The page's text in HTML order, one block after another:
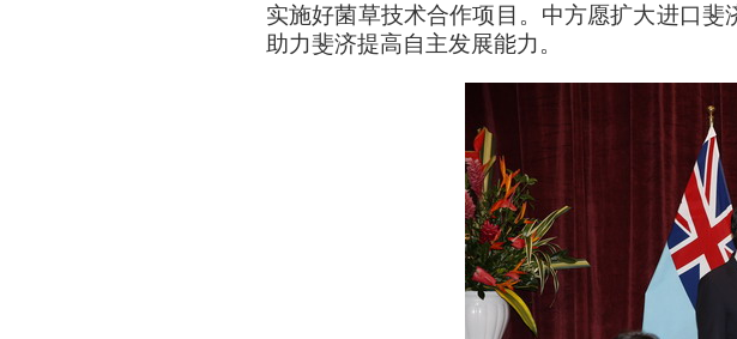
实施好菌草技术合作项目。中方愿扩大进口斐
助力斐济提高自主发展能力。